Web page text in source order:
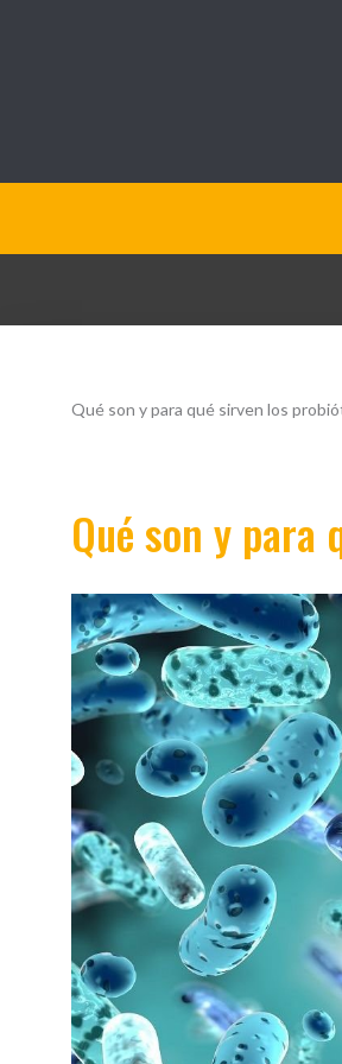
Qué son y para qué sirven los
Qué son y